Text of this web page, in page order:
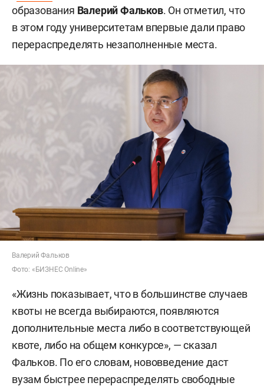
образования Валерий Фальков. Он отметил, что
в этом году университетам впервые дали право
перераспределять незаполненные места.
Валерий Фальков
Фото: «БИЗНЕС Online»
«Жизнь показывает, что в большинстве случаев
квоты не всегда выбираются, появляются
дополнительные места либо в соответствующей
квоте, либо на общем конкурсе», — сказал
Фальков. По его словам, нововведение даст
вузам быстрее перераспределять свободные